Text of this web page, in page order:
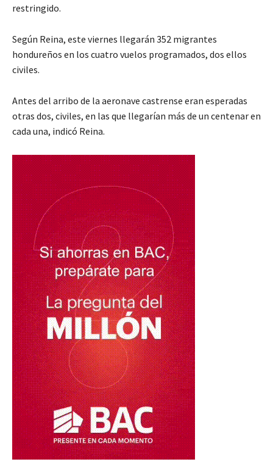
restringido.
Según Reina, este viernes llegarán 352 migrantes
hondureños en los cuatro vuelos programados, dos ellos
civiles.
Antes del arribo de la aeronave castrense eran esperadas
otras dos, civiles, en las que llegarían más de un centenar en
cada una, indicó Reina.